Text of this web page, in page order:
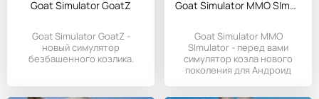
Goat Simulator GoatZ
Goat Simulator GoatZ -
новый симулятор
безбашенного козлика.
Goat Simulator MMO SImulator
Goat Simulator MMO
SImulator - перед вами
симулятор козла нового
поколения для Андроид